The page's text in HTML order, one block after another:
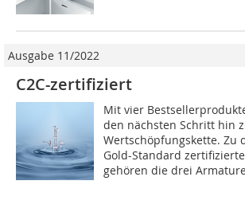
Ausgabe 11/2022
C2C-zertifiziert
Mit vier
den nächsten Schritt hin
Wertschöpfungskette. Zu
Gold-Standard
gehören die drei